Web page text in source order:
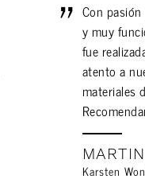
Con
y muy
fue
atento a
materiales
Karsten